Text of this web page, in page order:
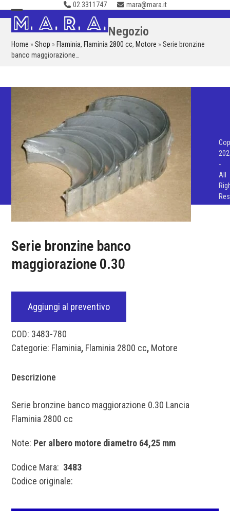
Skip
to
content
02.3311747 mara@mara.it
Open
mobile
menu
Close
mobile
menu
Negozio
Home »Shop » Flaminia, Flaminia 2800 cc, Motore »Serie bronzine
banco maggiorazione…
Serie bronzine banco
maggiorazione 0.30
Aggiungi al preventivo
COD: 3483-780
Categorie: Flaminia, Flaminia 2800 cc, Motore
Descrizione
Serie bronzine banco maggiorazione 0.30 Lancia
Flaminia 2800 cc
Note: Per albero motore diametro 64,25 mm
Codice Mara: 3483
Codice originale:
-
All